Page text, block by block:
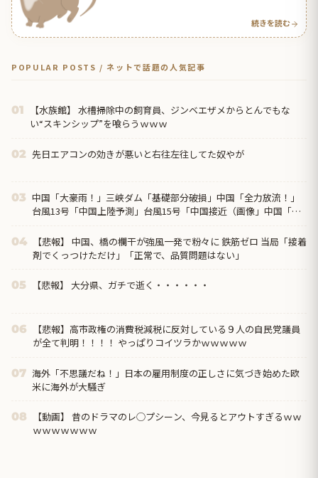
続きを読む
POPULAR POSTS / ネットで話題の人気記事
01
【水族館】 水槽掃除中の飼育員、ジンベエザメからとんでもな
い“スキンシップ”を喰らうｗｗｗ
02 先日エアコンの効きが悪いと右往左往してた奴やが
03 中国「大豪雨！」三峡ダム「基礎部分破損」中国「全力放流！」
台風13号「中国上陸予測」台風15号「中国接近（画像」中国「台
04
【悲報】 中国、橋の欄干が強風一発で粉々に 鉄筋ゼロ 当局「接着
剤でくっつけただけ」「正常で、品質問題はない」
05 【悲報】 大分県、ガチで逝く・・・・・・
06
【悲報】高市政権の消費税減税に反対している９人の自民党議員
が全て判明！！！！ やっぱりコイツラかｗｗｗｗｗ
07 海外「不思議だね！」日本の雇用制度の正しさに気づき始めた欧
米に海外が大騒ぎ
08
【動画】 昔のドラマのレ◯プシーン、今見るとアウトすぎるｗｗ
ｗｗｗｗｗｗｗ